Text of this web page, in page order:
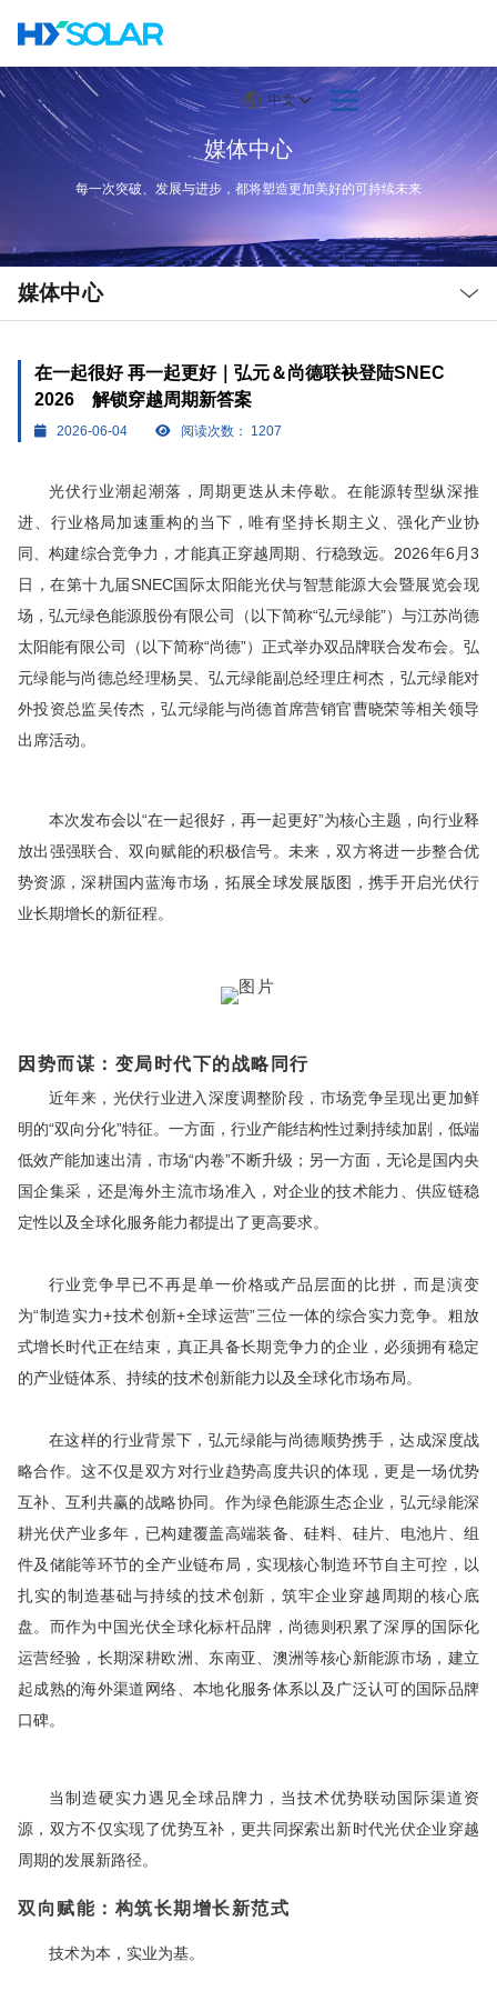
中文
媒体中心
每一次突破、发展与进步，都将塑造更加美好的可持续未来
媒体中心
Nav
Open
Menu
在一起很好 再一起更好｜弘元＆尚德联袂登陆SNEC
2026 解锁穿越周期新答案
2026-06-04 阅读次数： 1207
光伏行业潮起潮落，周期更迭从未停歇。在能源转型纵深推
进、行业格局加速重构的当下，唯有坚持长期主义、强化产业协
同、构建综合竞争力，才能真正穿越周期、行稳致远。2026年6月3
日，在第十九届SNEC国际太阳能光伏与智慧能源大会暨展览会现
场，弘元绿色能源股份有限公司（以下简称“弘元绿能”）与江苏尚德
太阳能有限公司（以下简称“尚德”）正式举办双品牌联合发布会。弘
元绿能与尚德总经理杨昊、弘元绿能副总经理庄柯杰，弘元绿能对
外投资总监吴传杰，弘元绿能与尚德首席营销官曹晓荣等相关领导
出席活动。
本次发布会以“在一起很好，再一起更好”为核心主题，向行业释
放出强强联合、双向赋能的积极信号。未来，双方将进一步整合优
势资源，深耕国内蓝海市场，拓展全球发展版图，携手开启光伏行
业长期增长的新征程。
因势而谋： 变局时代下的战略同行
近年来，光伏行业进入深度调整阶段，市场竞争呈现出更加鲜
明的“双向分化”特征。一方面，行业产能结构性过剩持续加剧，低端
低效产能加速出清，市场“内卷”不断升级；另一方面，无论是国内央
国企集采，还是海外主流市场准入，对企业的技术能力、供应链稳
定性以及全球化服务能力都提出了更高要求。
行业竞争早已不再是单一价格或产品层面的比拼，而是演变
为“制造实力+技术创新+全球运营”三位一体的综合实力竞争。粗放
式增长时代正在结束，真正具备长期竞争力的企业，必须拥有稳定
的产业链体系、持续的技术创新能力以及全球化市场布局。
在这样的行业背景下，弘元绿能与尚德顺势携手，达成深度战
略合作。这不仅是双方对行业趋势高度共识的体现，更是一场优势
互补、互利共赢的战略协同。作为绿色能源生态企业，弘元绿能深
耕光伏产业多年，已构建覆盖高端装备、硅料、硅片、电池片、组
件及储能等环节的全产业链布局，实现核心制造环节自主可控，以
扎实的制造基础与持续的技术创新，筑牢企业穿越周期的核心底
盘。而作为中国光伏全球化标杆品牌，尚德则积累了深厚的国际化
运营经验，长期深耕欧洲、东南亚、澳洲等核心新能源市场，建立
起成熟的海外渠道网络、本地化服务体系以及广泛认可的国际品牌
口碑。
当制造硬实力遇见全球品牌力，当技术优势联动国际渠道资
源，双方不仅实现了优势互补，更共同探索出新时代光伏企业穿越
周期的发展新路径。
双向赋能： 构筑长期增长新范式
技术为本，实业为基。